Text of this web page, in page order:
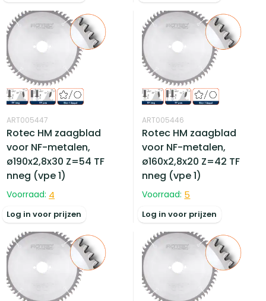
ART005447
Rotec HM zaagblad
voor NF-metalen,
ø190x2,8x30 Z=54 TF
nneg (vpe 1)
Voorraad: 4
Log in voor prijzen
ART005446
Rotec HM zaagblad
voor NF-metalen,
ø160x2,8x20 Z=42 TF
nneg (vpe 1)
Voorraad: 5
Log in voor prijzen